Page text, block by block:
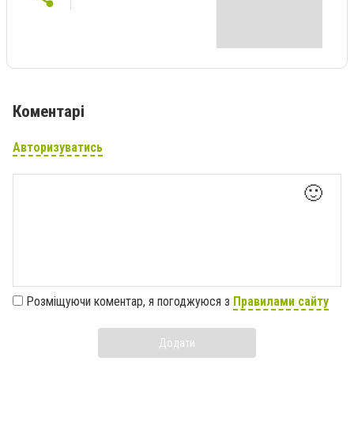
Коментарі
Авторизуватись
🙂
Розміщуючи коментар, я погоджуюся з Правилами сайту
Додати